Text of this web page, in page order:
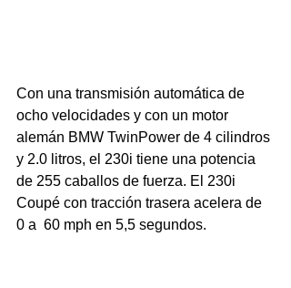
Con una transmisión automática de
ocho velocidades y con un motor
alemán BMW TwinPower de 4 cilindros
y 2.0 litros, el 230i tiene una potencia
de 255 caballos de fuerza. El 230i
Coupé con tracción trasera acelera de
0 a  60 mph en 5,5 segundos.